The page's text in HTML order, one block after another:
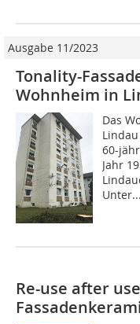
Ausgabe 11/2023
Tonality-
Wohnheim in
Das
60-
Jahr
Unter...
Re-use after